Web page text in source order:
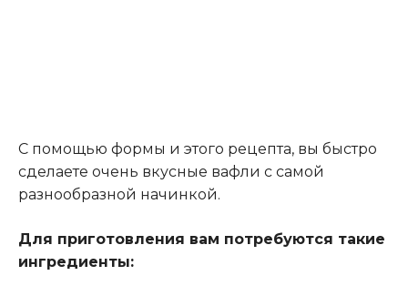
С помощью формы и этого рецепта, вы быстро
сделаете очень вкусные вафли с самой
разнообразной начинкой.
Для приготовления вам потребуются такие
ингредиенты: